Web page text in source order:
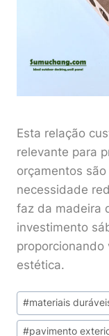
Esta relação
relevante para
orçamentos
necessidade
faz da madeira
investimento
proporcionando
estética.
Post
Tags:
#materiais
#pavimento